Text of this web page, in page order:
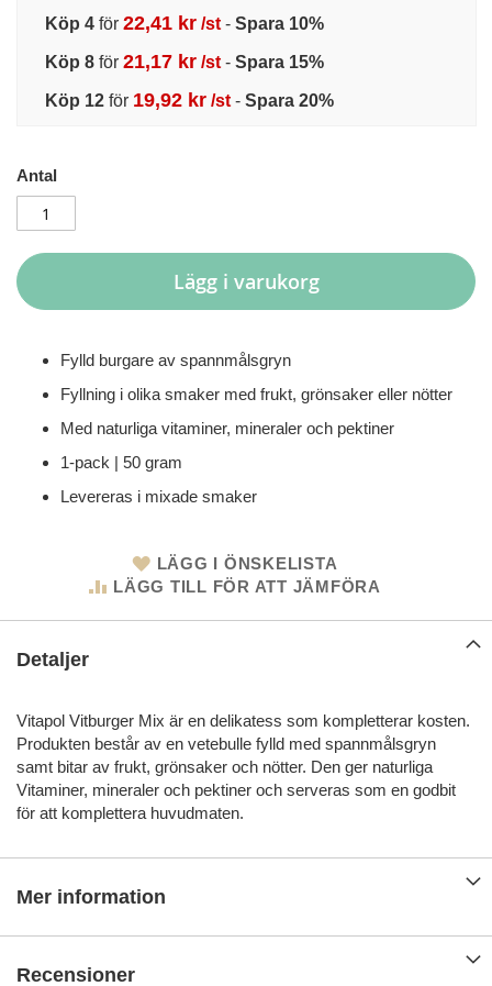
Köp 4 för 22,41 kr /st - Spara 10%
Köp 8 för 21,17 kr /st - Spara 15%
Köp 12 för 19,92 kr /st - Spara 20%
Antal
Lägg i varukorg
Fylld burgare av spannmålsgryn
Fyllning i olika smaker med frukt, grönsaker eller nötter
Med naturliga vitaminer, mineraler och pektiner
1-pack | 50 gram
Levereras i mixade smaker
LÄGG I ÖNSKELISTA
LÄGG TILL FÖR ATT JÄMFÖRA
Detaljer
Vitapol Vitburger Mix är en delikatess som kompletterar kosten.
Produkten består av en vetebulle fylld med spannmålsgryn
samt bitar av frukt, grönsaker och nötter. Den ger naturliga
Vitaminer, mineraler och pektiner och serveras som en godbit
för att komplettera huvudmaten.
Mer information
Recensioner